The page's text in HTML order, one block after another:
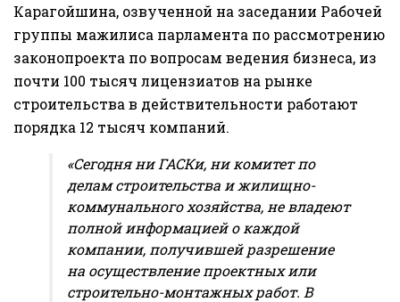
Карагойшина, озвученной на заседании Рабочей
группы мажилиса парламента по рассмотрению
законопроекта по вопросам ведения бизнеса, из
почти 100 тысяч лицензиатов на рынке
строительства в действительности работают
порядка 12 тысяч компаний.
«Сегодня ни ГАСКи, ни комитет по
делам строительства и жилищно-
коммунального хозяйства, не владеют
полной информацией о каждой
компании, получившей разрешение
на осуществление проектных или
строительно-монтажных работ. В